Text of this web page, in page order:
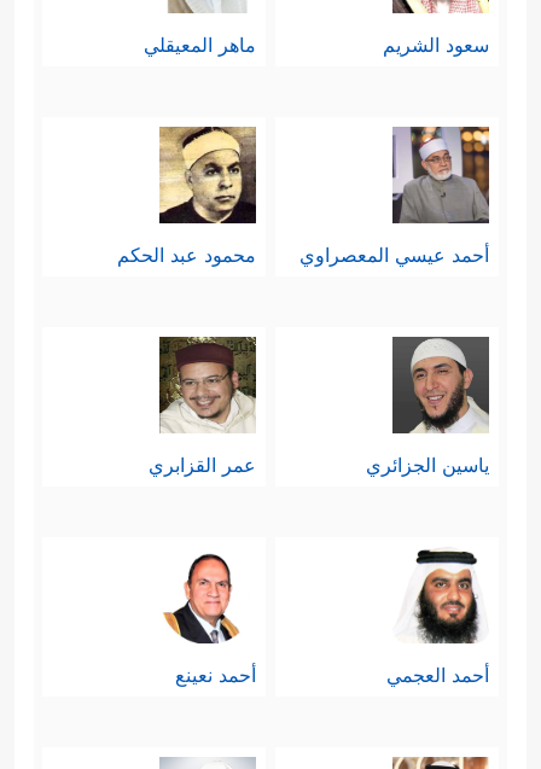
سعود الشريم ماهر المعيقلي
أحمد عيسي المعصراوي محمود عبد الحكم
ياسين الجزائري عمر القزابري
أحمد العجمي أحمد نعينع